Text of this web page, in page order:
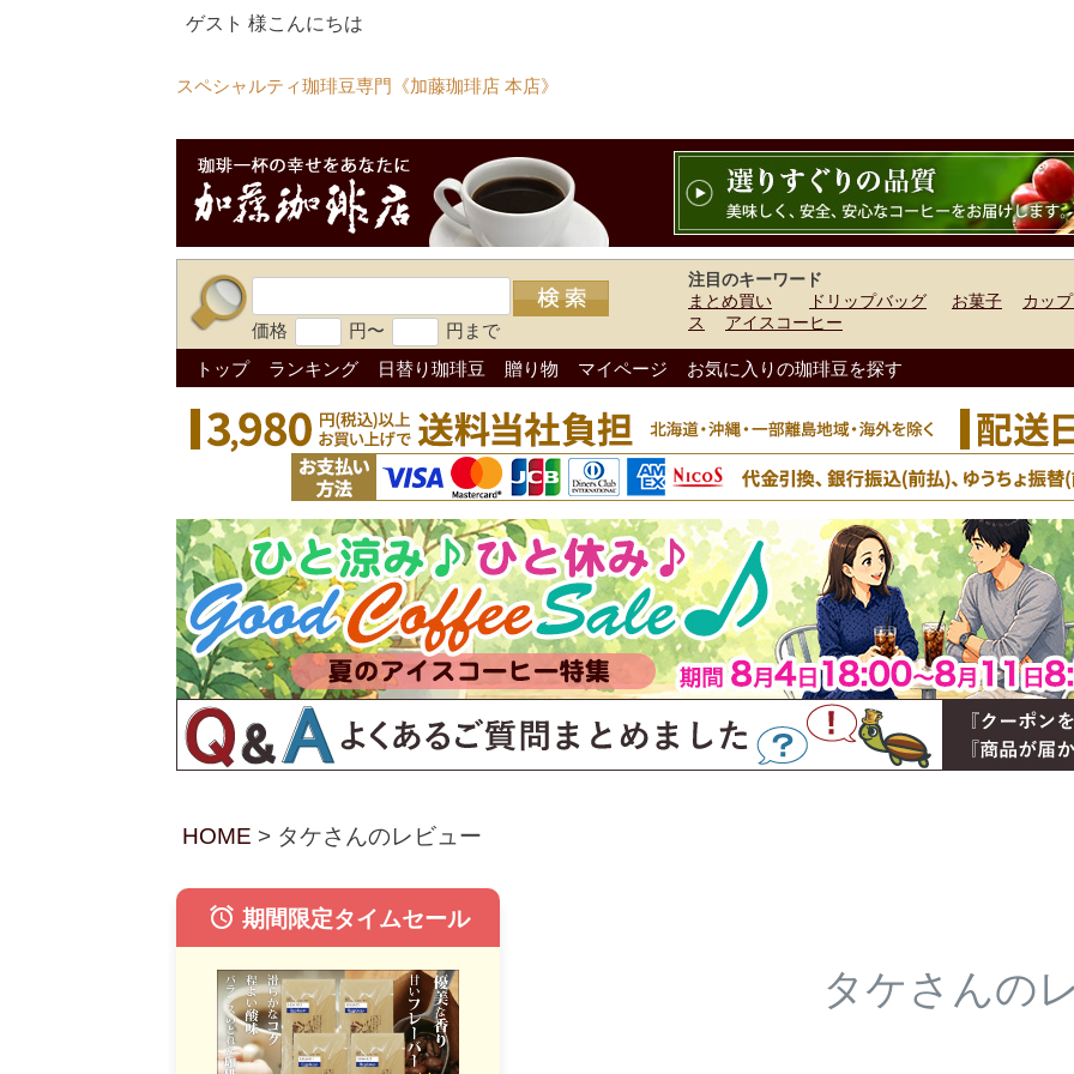
ゲスト 様こんにちは
スペシャルティ珈琲豆専門《加藤珈琲店 本店》
価格 円〜 円まで
注目のキーワード
まとめ買い
ドリップバッグ お菓子
カッ
ス
アイスコーヒー
トップ ランキング 日替り珈琲豆 贈り物 マイページ お気に入りの珈琲豆を探す
HOME タケさんのレビュー
alarm 期間限定タイムセール
タケさんの